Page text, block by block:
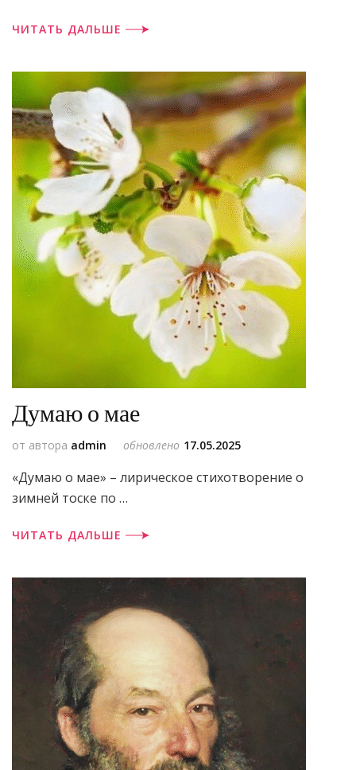
ЧИТАТЬ ДАЛЬШЕ
Думаю о мае
от автора admin обновлено 17.05.2025
«Думаю о мае» – лирическое стихотворение о
зимней тоске по …
ЧИТАТЬ ДАЛЬШЕ